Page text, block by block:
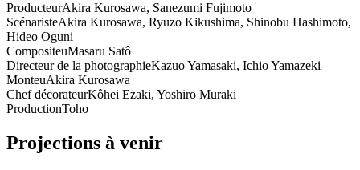
ProducteurAkira Kurosawa, Sanezumi Fujimoto
ScénaristeAkira Kurosawa, Ryuzo Kikushima, Shinobu Hashimoto,
Hideo Oguni
CompositeuMasaru Satô
Directeur de la photographieKazuo Yamasaki, Ichio Yamazeki
MonteuAkira Kurosawa
Chef décorateurKôhei Ezaki, Yoshiro Muraki
ProductionToho
Projections à venir